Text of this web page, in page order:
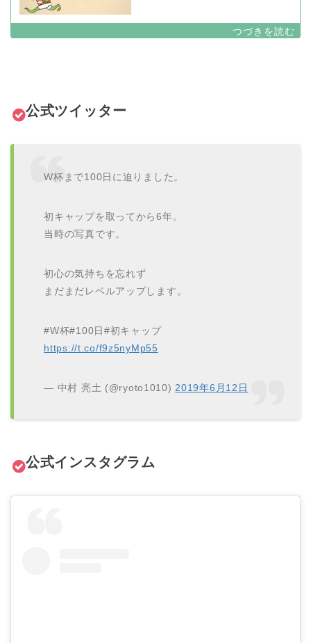
公式ツイッター
W杯まで100日に迫りました。
初キャップを取ってから6年。
当時の写真です。
初心の気持ちを忘れず
まだまだレベルアップします。
#W杯#100日#初キャップ
https://t.co/f9z5nyMp55
— 中村 亮土 (@ryoto1010) 2019年6月12日
公式インスタグラム